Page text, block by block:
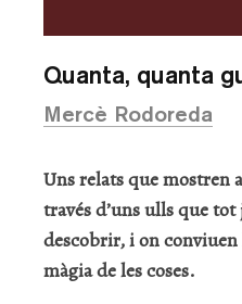
Quanta, quanta
Mercè Rodoreda
Uns relats que mostren
través d’uns ulls que
descobrir, i on
màgia de les coses.